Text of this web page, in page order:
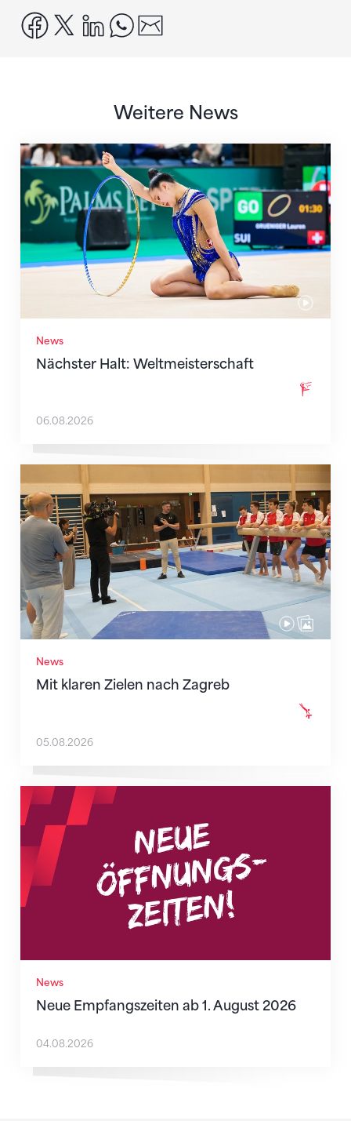
facebook
x linkedinwhatsapp
Weitere News
News
Nächster Halt: Weltmeisterschaft
Nächster Halt: Weltmeisterschaft
06.08.2026
News
Mit klaren Zielen nach Zagreb
Mit klaren Zielen nach Zagreb
05.08.2026
News
Neue Empfangszeiten ab 1. August 2026
Neue Empfangszeiten ab 1. August 2026
04.08.2026